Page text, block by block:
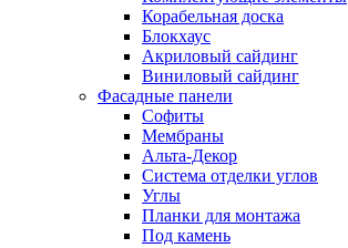
Корабельная доска
Блокхаус
Акриловый сайдинг
Виниловый сайдинг
Фасадные панели
Софиты
Мембраны
Альта-Декор
Система отделки углов
Углы
Планки для монтажа
Под камень